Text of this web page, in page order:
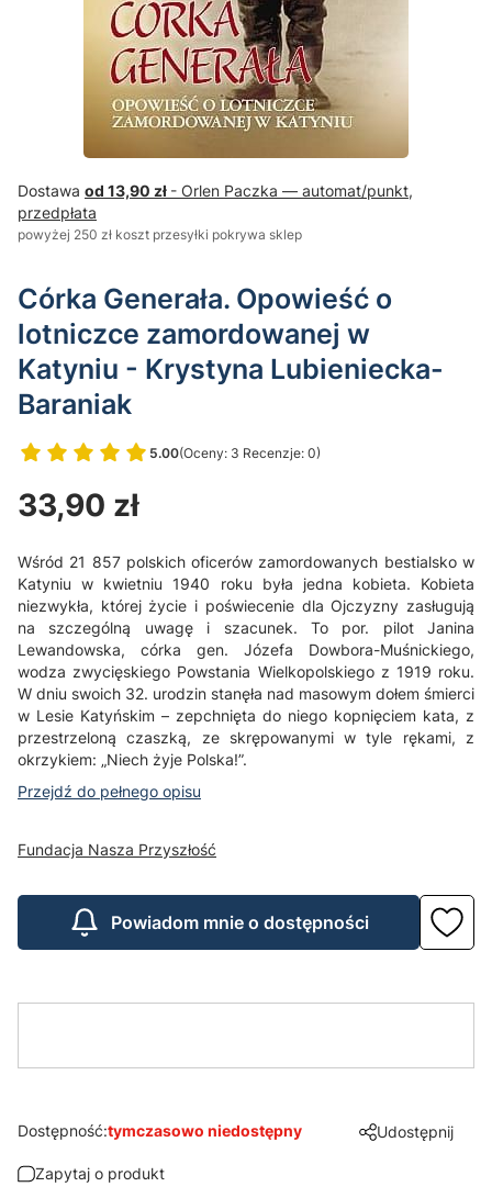
Dostawa od 13,90 zł - Orlen Paczka — automat/punkt,
przedpłata
powyżej 250 zł koszt przesyłki pokrywa sklep
Córka Generała. Opowieść o
lotniczce zamordowanej w
Katyniu - Krystyna Lubieniecka-
Baraniak
5.00(Oceny: 3 Recenzje: 0)
Przejdź do sekcji Opinie
Cena
33,90 zł
Wśród 21 857 polskich oficerów zamordowanych bestialsko w
Katyniu w kwietniu 1940 roku była jedna kobieta. Kobieta
niezwykła, której życie i poświecenie dla Ojczyzny zasługują
na szczególną uwagę i szacunek. To por. pilot Janina
Lewandowska, córka gen. Józefa Dowbora-Muśnickiego,
wodza zwycięskiego Powstania Wielkopolskiego z 1919 roku.
W dniu swoich 32. urodzin stanęła nad masowym dołem śmierci
w Lesie Katyńskim – zepchnięta do niego kopnięciem kata, z
przestrzeloną czaszką, ze skrępowanymi w tyle rękami, z
okrzykiem: „Niech żyje Polska!”.
Przejdź do pełnego opisu
Fundacja Nasza Przyszłość
Powiadom mnie o dostępności
Dostępność:tymczasowo niedostępny Udostępnij
Zapytaj o produkt